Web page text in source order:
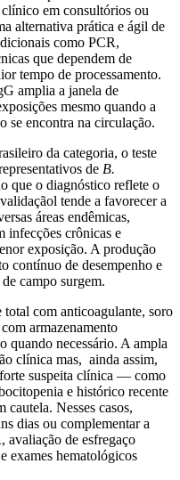
em consultórios ou
alternativa prática e ágil de
como PCR,
que dependem de
tempo de processamento.
amplia a janela de
mesmo quando a
se encontra na circulação.
da categoria, o teste
de B.
que o diagnóstico reflete o
tende a favorecer a
áreas endêmicas,
infecções crônicas e
exposição. A produção
contínuo de desempenho e
campo surgem.
com anticoagulante, soro
armazenamento
quando necessário. A ampla
clínica mas, ainda assim,
suspeita clínica — como
e histórico recente
Nesses casos,
dias ou complementar a
avaliação de esfregaço
exames hematológicos